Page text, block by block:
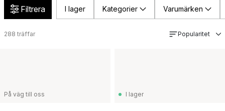
Filtrera I lager Kategorier Varumärken
288 träffar Popularitet
På väg till oss I lager